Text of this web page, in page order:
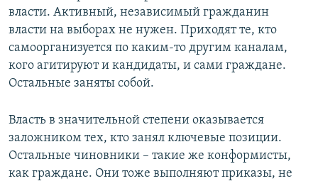
власти. Активный, независимый гражданин
власти на выборах не нужен. Приходят те, кто
самоорганизуется по каким-то другим каналам,
кого агитируют и кандидаты, и сами граждане.
Остальные заняты собой.
Власть в значительной степени оказывается
заложником тех, кто занял ключевые позиции.
Остальные чиновники – такие же конформисты,
как граждане. Они тоже выполняют приказы, не